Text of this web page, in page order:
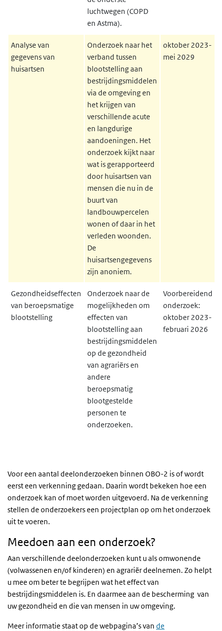
luchtwegen (COPD
en Astma).
Analyse van
gegevens van
huisartsen
Onderzoek naar het
verband tussen
blootstelling aan
bestrijdingsmiddelen
via de omgeving en
het krijgen van
verschillende acute
en langdurige
aandoeningen. Het
onderzoek kijkt naar
wat is gerapporteerd
door huisartsen van
mensen die nu in de
buurt van
landbouwpercelen
wonen of daar in het
verleden woonden.
De
huisartsengegevens
zijn anoniem.
oktober 2023-
mei 2029
Gezondheidseffecten
van beroepsmatige
blootstelling
Onderzoek naar de
mogelijkheden om
effecten van
blootstelling aan
bestrijdingsmiddelen
op de gezondheid
van agrariërs en
andere
beroepsmatig
blootgestelde
personen te
onderzoeken.
Voorbereidend
onderzoek:
oktober 2023-
februari 2026
Voor een aantal deelonderzoeken binnen OBO-2 is of wordt
eerst een verkenning gedaan. Daarin wordt bekeken hoe een
onderzoek kan of moet worden uitgevoerd. Na de verkenning
stellen de onderzoekers een projectplan op om het onderzoek
uit te voeren.
Meedoen aan een onderzoek?
Aan verschillende deelonderzoeken kunt u als omwonende
(volwassenen en/of kinderen) en agrariër deelnemen. Zo helpt
u mee om beter te begrijpen wat het effect van
bestrijdingsmiddelen is. En daarmee aan de bescherming van
uw gezondheid en die van mensen in uw omgeving.
Meer informatie staat op de webpagina’s van de